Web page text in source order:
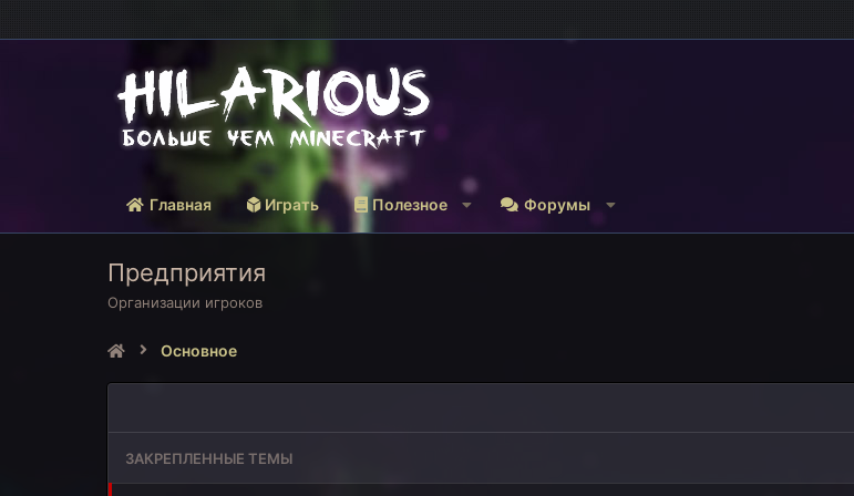
Главная Играть Полезное Форумы
Предприятия
Организации игроков
Основное
ЗАКРЕПЛЕННЫЕ ТЕМЫ